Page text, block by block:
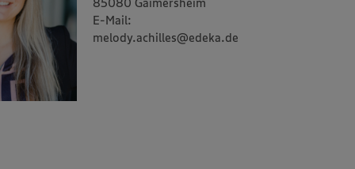
E-Mail:
melody.achilles@edeka.de